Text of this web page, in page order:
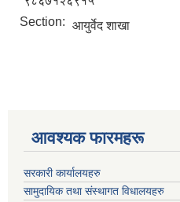
Section: आयुर्वेद शाखा
आवश्यक फारमहरू
सरकारी कार्यालयहरु
सामुदायिक तथा संस्थागत विधालयहरु